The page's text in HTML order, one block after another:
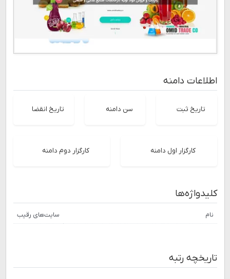
اطلاعات دامنه
تاریخ ثبت سن دامنه تاریخ انقضا
کارگزار اول دامنه کارگزار دوم دامنه
کلیدواژه‌ها
نام سایت‌های رقیب
تاریخچه رتبه